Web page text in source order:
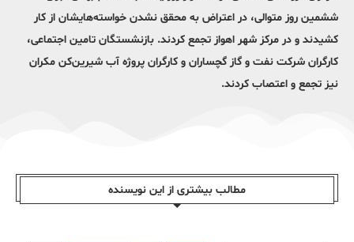
ششمین روز متوالی، در اعتراض به محقق نشدن خواسته‌هایشان از کار
کشیدند و در مرکز شهر اهواز تجمع کردند. بازنشستگان تامین اجتماعی،
کارگران شرکت نفت و گاز گچساران و کارگران پروژه آب شیرین‌کن مکران
نیز تجمع و اعتصاب کردند.
مطالب بیشتری از این نویسندە